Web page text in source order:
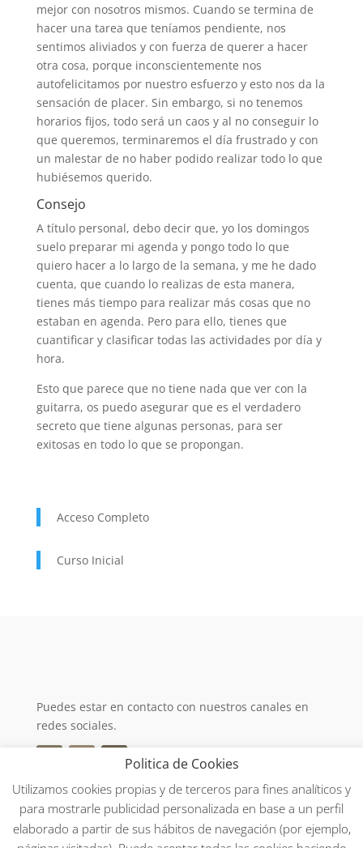
mejor con nosotros mismos. Cuando se termina de
hacer una tarea que teníamos pendiente, nos
sentimos aliviados y con fuerza de querer a hacer
otra cosa, porque inconscientemente nos
autofelicitamos por nuestro esfuerzo y esto nos da la
sensación de placer. Sin embargo, si no tenemos
horarios fijos, todo será un caos y al no conseguir lo
que queremos, terminaremos el día frustrado y con
un malestar de no haber podido realizar todo lo que
hubiésemos querido.
Consejo
A título personal, debo decir que, yo los domingos
suelo preparar mi agenda y pongo todo lo que
quiero hacer a lo largo de la semana, y me he dado
cuenta, que cuando lo realizas de esta manera,
tienes más tiempo para realizar más cosas que no
estaban en agenda. Pero para ello, tienes que
cuantificar y clasificar todas las actividades por día y
hora.
Esto que parece que no tiene nada que ver con la
guitarra, os puedo asegurar que es el verdadero
secreto que tiene algunas personas, para ser
exitosas en todo lo que se propongan.
Acceso Completo
Curso Inicial
Puedes estar en contacto con nuestros canales en
redes sociales.
AVISO LEGAL
POLÍTIA DE COOKIES
Politica de Cookies
Utilizamos cookies propias y de terceros para fines analíticos y
para mostrarle publicidad personalizada en base a un perfil
elaborado a partir de sus hábitos de navegación (por ejemplo,